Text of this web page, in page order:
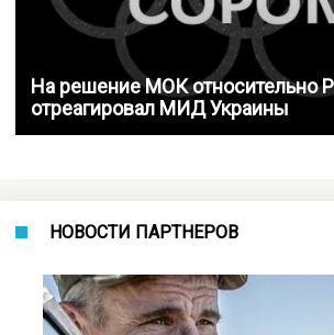
На решение МОК относительно
отреагировал МИД Украины
НОВОСТИ ПАРТНЕРОВ